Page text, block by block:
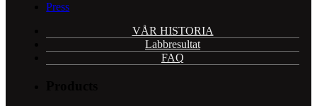
Press
VÅR HISTORIA
Labbresultat
FAQ